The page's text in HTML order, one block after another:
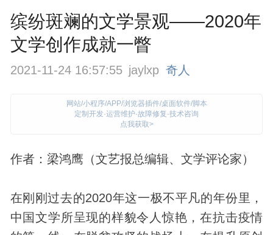
缤纷斑斓的文学景观——2020年
文学创作成就一瞥
2021-11-24 16:57:55 jaylxp 奇人
网站/小程序/APP/浏览器插件/桌面软件/脚本
定制开发·运营维护·故障修复·技术咨询
点我获取>
作者：梁鸿鹰（文艺报总编辑、文学评论家）
在刚刚过去的2020年这一极不平凡的年份里，
中国文学所呈现的样貌令人惊艳，在抗击疫情